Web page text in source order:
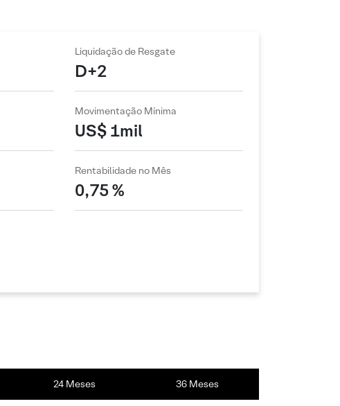
Liquidação de Resgate
D+2
Movimentação Mínima
US$ 1mil
Rentabilidade no Mês
0,75 %
24 Meses 36 Meses